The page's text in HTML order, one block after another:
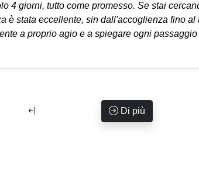
4 giorni, tutto come promesso. Se stai
è stata eccellente, sin dall'accoglienza fino
a proprio agio e a spiegare ogni
Di più